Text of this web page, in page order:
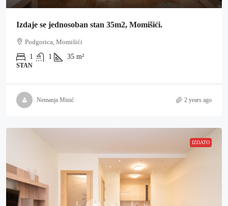
Izdaje se jednosoban stan 35m2, Momišići.
Podgorica, Momišići
1
1 35 m²
STAN
Nemanja Minić 2 years ago
IZDATO